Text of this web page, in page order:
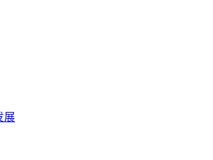
展